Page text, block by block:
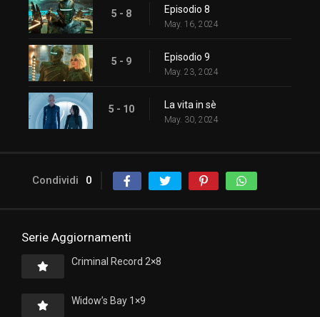
5 - 8 Episodio 8
May. 16, 2024
5 - 9 Episodio 9
May. 23, 2024
5 - 10 La vita in sè
May. 30, 2024
Condividi 0
Serie Aggiornamenti
Criminal Record 2×8
Widow’s Bay 1×9